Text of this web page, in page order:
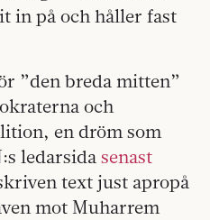
in på och håller fast
”den breda mitten”
och
en dröm som
ledarsida senast
text just apropå
mot Muharrem